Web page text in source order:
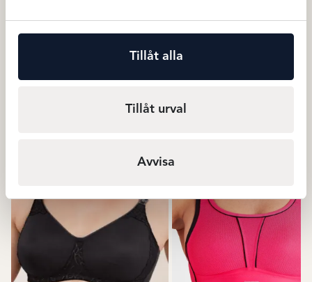
Tillåt alla
Tillåt urval
Avvisa
Triumph Ladyform Soft
Chantelle C Magnifique